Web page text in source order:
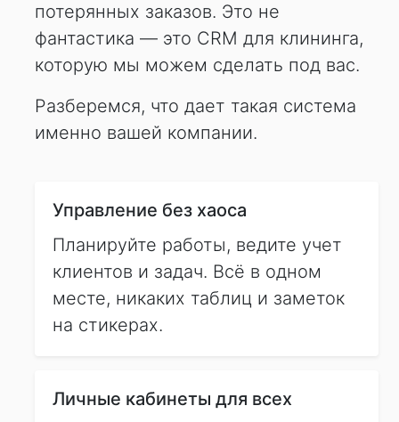
потерянных заказов. Это не
фантастика — это CRM для клининга,
которую мы можем сделать под вас.
Разберемся, что дает такая система
именно вашей компании.
Управление без хаоса
Планируйте работы, ведите учет
клиентов и задач. Всё в одном
месте, никаких таблиц и заметок
на стикерах.
Личные кабинеты для всех